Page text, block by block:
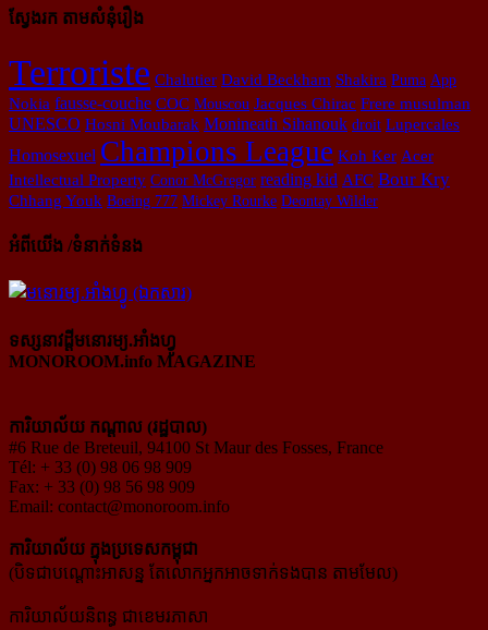
ស្វែងរក តាមសំនុំរឿង
Terroriste Chalutier David Beckham Shakira Puma App
Nokia fausse-couche COC Mouscou Jacques Chirac Frere musulman
UNESCO Hosni Moubarak Monineath Sihanouk droit Lupercales
Homosexuel Champions League Koh Ker Acer
Intellectual Property Conor McGregor reading kid AFC Bour Kry
Chhang Youk Boeing 777 Mickey Rourke Deontay Wilder
អំពីយើង /ទំនាក់ទំនង
ទស្សនាវដ្ដីមនោរម្យ.អាំងហ្វូ
MONOROOM.info MAGAZINE
ការិយាល័យ កណ្ដាល (រដ្ឋបាល)
#6 Rue de Breteuil, 94100 St Maur des Fosses, France
Tél: + 33 (0) 98 06 98 909
Fax: + 33 (0) 98 56 98 909
Email: contact@monoroom.info
ការិយាល័យ ក្នុង​ប្រទេស​កម្ពុជា
(បិទជាបណ្ដោះអាសន្ន តែលោកអ្នកអាចទាក់ទងបាន តាមមែល)
ការិយាល័យនិពន្ធ ជាខេមរភាសា